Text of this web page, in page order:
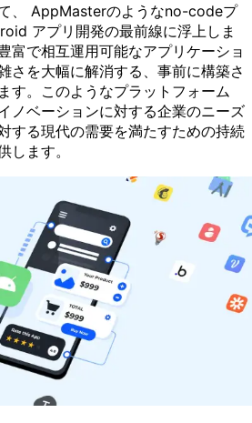
、 AppMasterのようなno-codeプ
アプリ開発の最前線に浮上しま
富で相互運用可能なアプリケーショ
さを大幅に解消する、事前に構築さ
す。このようなプラットフォーム
ノベーションに対する企業のニーズ
する現代の需要を満たすための持続
します。